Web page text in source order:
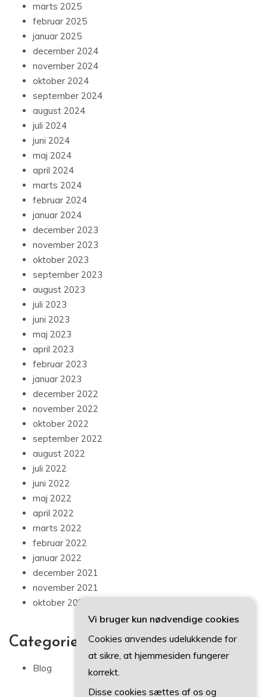
marts 2025
februar 2025
januar 2025
december 2024
november 2024
oktober 2024
september 2024
august 2024
juli 2024
juni 2024
maj 2024
april 2024
marts 2024
februar 2024
januar 2024
december 2023
november 2023
oktober 2023
september 2023
august 2023
juli 2023
juni 2023
maj 2023
april 2023
februar 2023
januar 2023
december 2022
november 2022
oktober 2022
september 2022
august 2022
juli 2022
juni 2022
maj 2022
april 2022
marts 2022
februar 2022
januar 2022
december 2021
november 2021
oktober 2021
Categories
Blog
Vi bruger kun nødvendige cookies
Cookies anvendes udelukkende for
at sikre, at hjemmesiden fungerer
korrekt.
Disse cookies sættes af os og